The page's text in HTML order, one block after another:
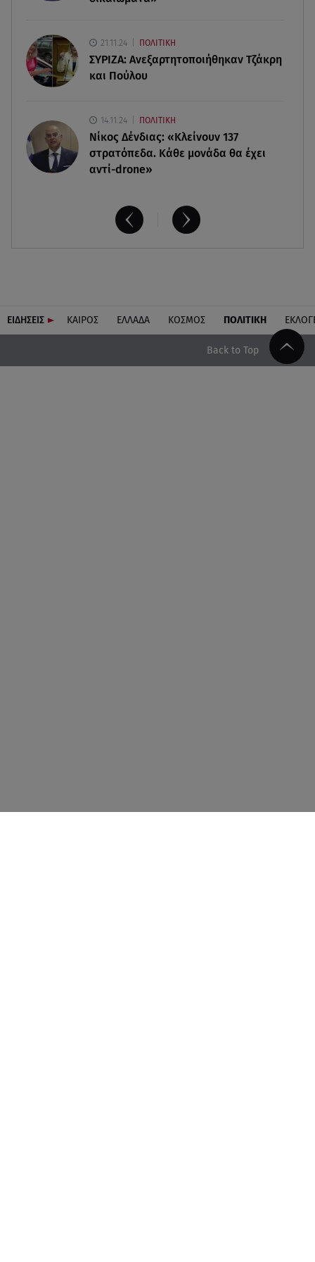
από μάχη με σπάνιο καρκίνο
21.11.24 ΠΟΛΙΤΙΚΗ
ΣΥΡΙΖΑ: Ανεξαρτητοποιήθηκαν Τζάκρη
και Πούλου
14.11.24 ΠΟΛΙΤΙΚΗ
Νίκος Δένδιας: «Κλείνουν 137
στρατόπεδα. Kάθε μονάδα θα έχει
αντί-drone»
ΕΙΔΗΣΕΙΣ ΚΑΙΡΟΣ ΕΛΛΑΔΑ ΚΟΣΜΟΣ ΠΟΛΙΤΙΚΗ
Back to Top